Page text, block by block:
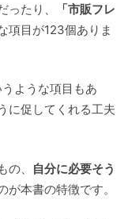
ったり、
「市販フレ
項目が123個ありま
うような項目もあ
に促してくれる工夫
、
自分に必要そう
が本書の特徴です。